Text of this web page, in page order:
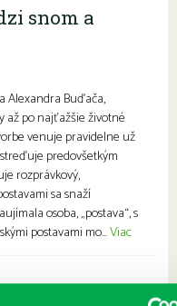
snom a
Alexandra Buďača,
až po najťažšie životné
venuje pravidelne už
predovšetkým
rozprávkový,
sa snaží
osoba, „postava“, s
postavami mo...Viac